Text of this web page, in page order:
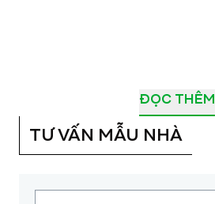
ĐỌC THÊM
TƯ VẤN MẪU NHÀ